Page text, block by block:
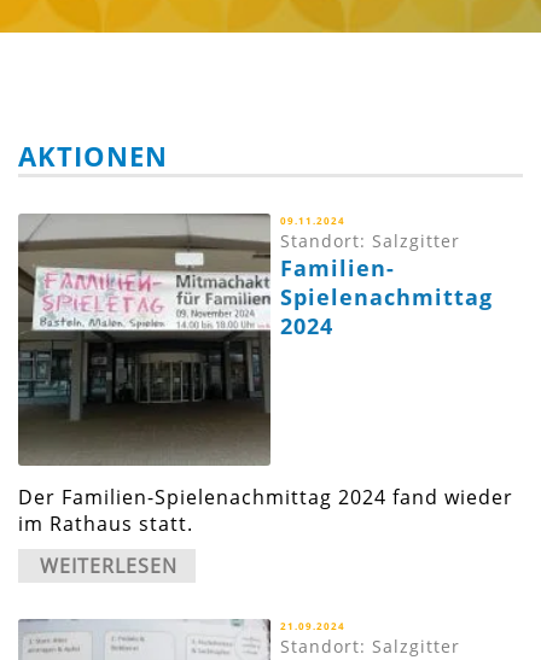
AKTIONEN
09.11.2024
Standort: Salzgitter
Familien-
Spielenachmittag
2024
Der Familien-Spielenachmittag 2024 fand wieder
im Rathaus statt.
WEITERLESEN
21.09.2024
Standort: Salzgitter